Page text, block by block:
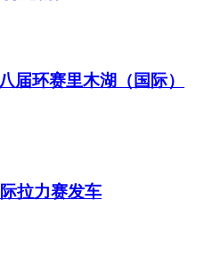
环赛里木湖（国际）
拉力赛发车